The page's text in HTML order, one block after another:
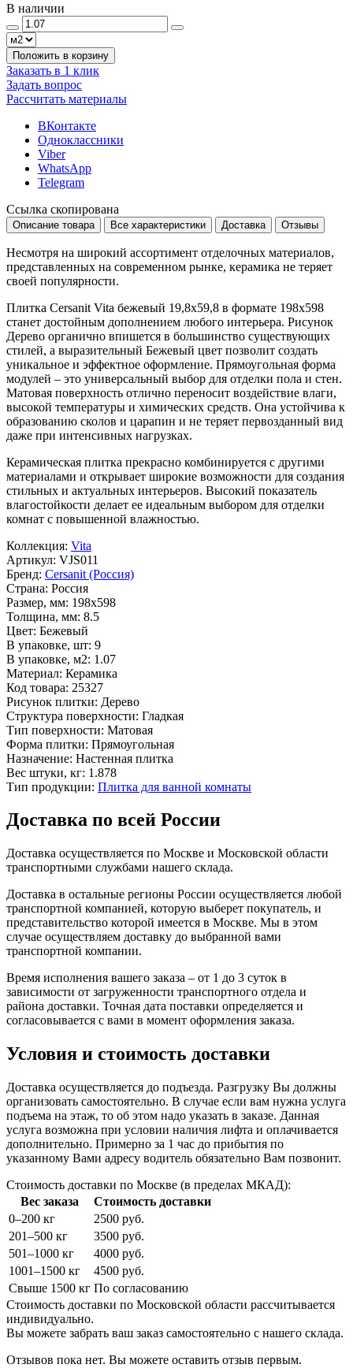
В наличии
Положить в корзину
Заказать в 1 клик
Задать вопрос
Рассчитать материалы
ВКонтакте
Одноклассники
Viber
WhatsApp
Telegram
Ссылка скопирована
Описание товара Все характеристики Доставка Отзывы
Несмотря на широкий ассортимент отделочных материалов,
представленных на современном рынке, керамика не теряет
своей популярности.
Плитка Cersanit Vita бежевый 19,8x59,8 в формате 198x598
станет достойным дополнением любого интерьера. Рисунок
Дерево органично впишется в большинство существующих
стилей, а выразительный Бежевый цвет позволит создать
уникальное и эффектное оформление. Прямоугольная форма
модулей – это универсальный выбор для отделки пола и стен.
Матовая поверхность отлично переносит воздействие влаги,
высокой температуры и химических средств. Она устойчива к
образованию сколов и царапин и не теряет первозданный вид
даже при интенсивных нагрузках.
Керамическая плитка прекрасно комбинируется с другими
материалами и открывает широкие возможности для создания
стильных и актуальных интерьеров. Высокий показатель
влагостойкости делает ее идеальным выбором для отделки
комнат с повышенной влажностью.
Коллекция: Vita
Артикул: VJS011
Бренд: Cersanit (Россия)
Страна: Россия
Размер, мм: 198x598
Толщина, мм: 8.5
Цвет: Бежевый
В упаковке, шт: 9
В упаковке, м2: 1.07
Материал: Керамика
Код товара: 25327
Рисунок плитки: Дерево
Структура поверхности: Гладкая
Тип поверхности: Матовая
Форма плитки: Прямоугольная
Назначение: Настенная плитка
Вес штуки, кг: 1.878
Тип продукции: Плитка для ванной комнаты
Доставка по всей России
Доставка осуществляется по Москве и Московской области
транспортными службами нашего склада.
Доставка в остальные регионы России осуществляется любой
транспортной компанией, которую выберет покупатель, и
представительство которой имеется в Москве. Мы в этом
случае осуществляем доставку до выбранной вами
транспортной компании.
Время исполнения вашего заказа – от 1 до 3 суток в
зависимости от загруженности транспортного отдела и
района доставки. Точная дата поставки определяется и
согласовывается с вами в момент оформления заказа.
Условия и стоимость доставки
Доставка осуществляется до подъезда. Разгрузку Вы должны
организовать самостоятельно. В случае если вам нужна услуга
подъема на этаж, то об этом надо указать в заказе. Данная
услуга возможна при условии наличия лифта и оплачивается
дополнительно. Примерно за 1 час до прибытия по
указанному Вами адресу водитель обязательно Вам позвонит.
Стоимость доставки по Москве (в пределах МКАД):
Вес заказа
Стоимость доставки
0–200 кг
2500 руб.
201–500 кг
3500 руб.
501–1000 кг
4000 руб.
1001–1500 кг
4500 руб.
Свыше 1500 кг По согласованию
Стоимость доставки по Московской области рассчитывается
индивидуально.
Вы можете забрать ваш заказ самостоятельно с нашего склада.
Отзывов пока нет. Вы можете оставить отзыв первым.